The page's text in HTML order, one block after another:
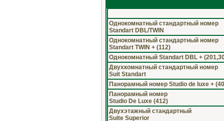
Однокомнатный стандартный номер
Standart DBL/TWIN
Однокомнатный стандартный номер
Standart TWIN + (112)
Однокомнатный Standart DBL +
Двухкомнатный стандартный номер
Suit Standart
Панорамный номер Studio de luxe +
Панорамный номер
Studio De Luxe (412)
Двухэтажный стандартный
Suite Superior